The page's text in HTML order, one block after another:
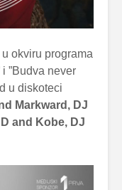
okviru programa
i ”Budva never
u diskoteci
Markward, DJ
and Kobe, DJ